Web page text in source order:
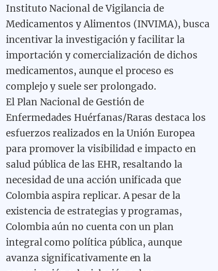
Instituto Nacional de Vigilancia de
Medicamentos y Alimentos (INVIMA), busca
incentivar la investigación y facilitar la
importación y comercialización de dichos
medicamentos, aunque el proceso es
complejo y suele ser prolongado.
El Plan Nacional de Gestión de
Enfermedades Huérfanas/Raras destaca los
esfuerzos realizados en la Unión Europea
para promover la visibilidad e impacto en
salud pública de las EHR, resaltando la
necesidad de una acción unificada que
Colombia aspira replicar. A pesar de la
existencia de estrategias y programas,
Colombia aún no cuenta con un plan
integral como política pública, aunque
avanza significativamente en la